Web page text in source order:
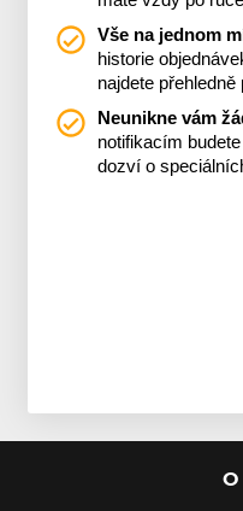
Vše na jednom
historie
najdete přehledně
Neunikne vám
notifikacím
dozví o
O